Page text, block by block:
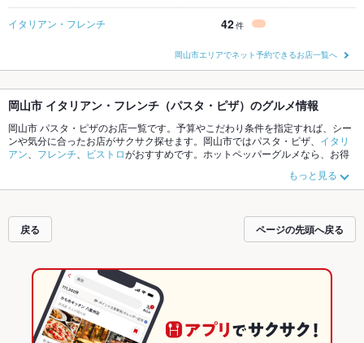
イタリアン・フレンチ 42件
岡山市エリアでネット予約できるお店一覧へ
岡山市 イタリアン・フレンチ（パスタ・ピザ）のグルメ情報
岡山市 パスタ・ピザのお店一覧です。予算やこだわり条件を指定すれば、シー
ンや気分に合ったお店がサクサク探せます。岡山市ではパスタ・ピザ、 イタリ
アン
フレンチ ビストロがおすすめです。ホットペッパーグルメなら、お得
のおすすめ料理など、お店の最新情報をご紹介しているので安心！24時間使え
る簡単便利なネット予約が使えるお店も拡大中です。友達どうしの飲み会に
ルメをご利用ください。
もっと見る
戻る ページの先頭へ戻る